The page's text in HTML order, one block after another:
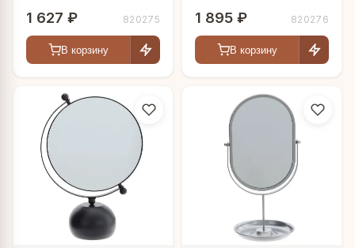
1 627 ₽ 820275
В корзину
1 895 ₽ 820276
В корзину